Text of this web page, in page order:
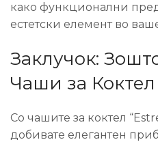
како функционални
естетски елемент во
Заклучок:
Чаши за Коктел
Со чашите за коктел
добивате елегантен